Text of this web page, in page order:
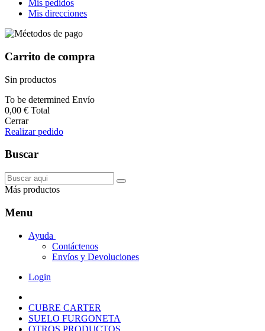
Mis pedidos
Mis direcciones
Carrito de compra
Sin productos
To be determined Envío
0,00 € Total
Cerrar
Realizar pedido
Buscar
Más productos
Menu
Ayuda
Contáctenos
Envíos y Devoluciones
Login
CUBRE CARTER
SUELO FURGONETA
OTROS PRODUCTOS